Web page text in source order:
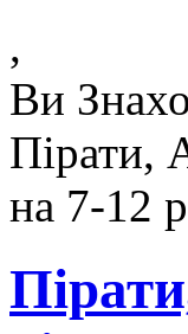
,
Ви
Пірати,
на 7-12